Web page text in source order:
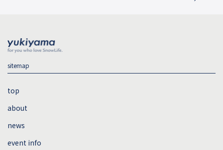
sitemap
top
about
news
event info